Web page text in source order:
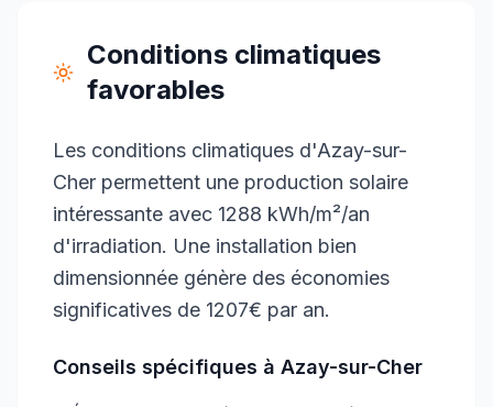
Conditions climatiques
favorables
Les conditions climatiques d'Azay-sur-
Cher permettent une production solaire
intéressante avec 1288 kWh/m²/an
d'irradiation. Une installation bien
dimensionnée génère des économies
significatives de 1207€ par an.
Conseils spécifiques à Azay-sur-Cher